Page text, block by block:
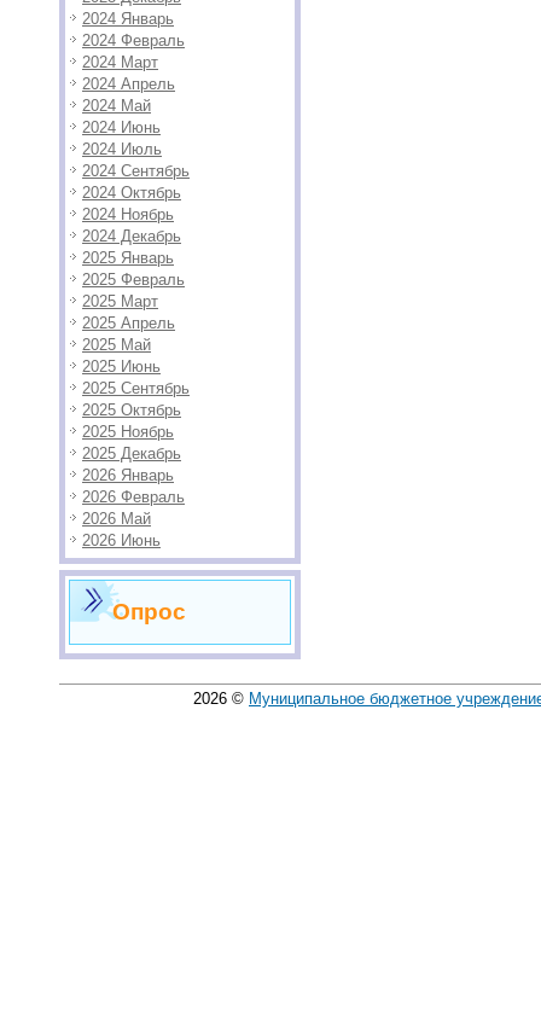
2024 Январь
2024 Февраль
2024 Март
2024 Апрель
2024 Май
2024 Июнь
2024 Июль
2024 Сентябрь
2024 Октябрь
2024 Ноябрь
2024 Декабрь
2025 Январь
2025 Февраль
2025 Март
2025 Апрель
2025 Май
2025 Июнь
2025 Сентябрь
2025 Октябрь
2025 Ноябрь
2025 Декабрь
2026 Январь
2026 Февраль
2026 Май
2026 Июнь
Опрос
2026 © Муниципальное бюджетное